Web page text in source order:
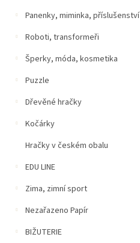
Panenky, miminka, příslušenství
Roboti, transformeři
Šperky, móda, kosmetika
Puzzle
Dřevěné hračky
Kočárky
Hračky v českém obalu
EDU LINE
Zima, zimní sport
Nezařazeno Papír
BIŽUTERIE